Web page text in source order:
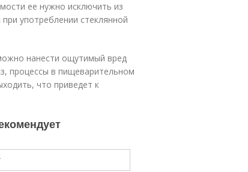
ее нужно исключить из
употреблении стеклянной
нанести ощутимый вред
процессы в пищеварительном
что приведет к